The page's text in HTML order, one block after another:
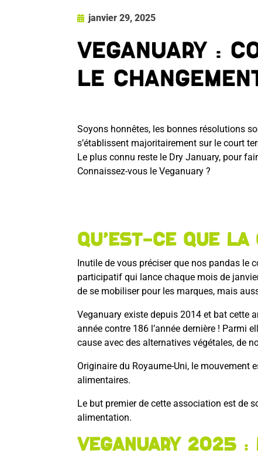
janvier 29, 2025
Veganuary :
le
Soyons honnêtes, les bonnes résolutions
s’établissent majoritairement sur le court
Le plus connu reste le Dry January, pour
Connaissez-vous le Veganuary ?
Qu’est-ce que la
Inutile de vous préciser que nos pandas le
participatif qui lance chaque mois de
de se mobiliser pour les marques, mais
Veganuary existe depuis 2014 et bat cette
année contre 186 l’année dernière ! Parmi
cause avec des alternatives végétales, de
Originaire du Royaume-Uni, le mouvement
alimentaires.
Le but premier de cette association est de
alimentation.
Veganuary 2025